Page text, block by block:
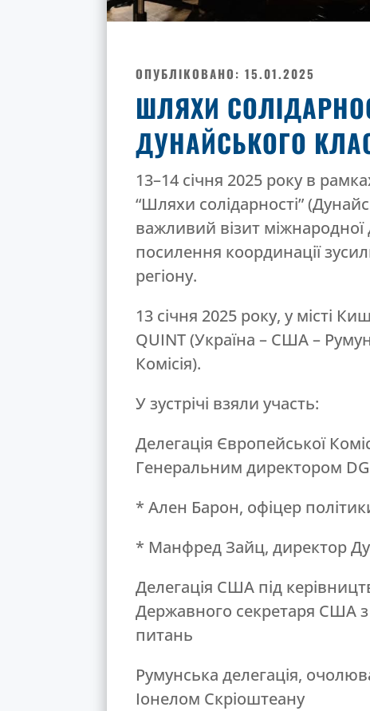
ОПУБЛІКОВАНО: 15.01.2025
ШЛЯХИ
ДУНАЙСЬКОГО
13–14 січня 2025 року в
“Шляхи солідарності”
важливий візит міжнародної
посилення координації
регіону.
13 січня 2025 року, у місті
QUINT (Україна – США –
Комісія).
У зустрічі взяли участь:
Делегація Європейської
Генеральним директором DG
* Ален Барон, офіцер
* Манфред Зайц, директор
Делегація США під
Державного секретаря США з
питань
Румунська делегація,
Іонелом Скріоштеану